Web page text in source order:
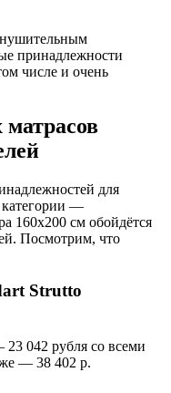
принадлежности
числе и очень
матрасов
для
категории —
160x200 см обойдётся
Посмотрим, что
Strutto
042 рубля со всеми
— 38 402 р.